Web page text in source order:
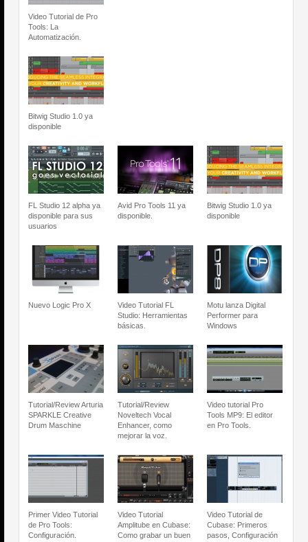
Video Tutorial de Pro
Tools: La
Automatización.
Bitwig Studio 1.0 ya
disponible
FL Studio 12 alpha ya
disponible para sus
usuarios
Avid Pro Tools 11 ya
disponible.
Bitwig Studio 1.0 ya
disponible
Nuevo Logic Pro X
Video Tutorial FL
Studio: Herramientas
básicas.
Motu lanza Digital
Performer para
Windows
Tutorial/Review Arturia
SPARKLE Creative
Drum Maschine
Tutorial/Review
Noveltech Vocal
Enhancer, como
mejorar la voz.
Video tutorial Pro
Tools MP9: El editor
en Pro Tools.
Primer Video Tutorial
de Pro Tools:
Configuración.
Video Tutorial
Amplitube en Cubase:
Como grabar un buen
Video Tutorial de
Cubase: Primeros
pasos, Configuración